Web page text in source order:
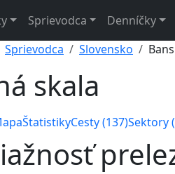
Sprievodca Denníčky
Sprievodca Slovensko
skala
ŠtatistikyCesty (137)Sektory